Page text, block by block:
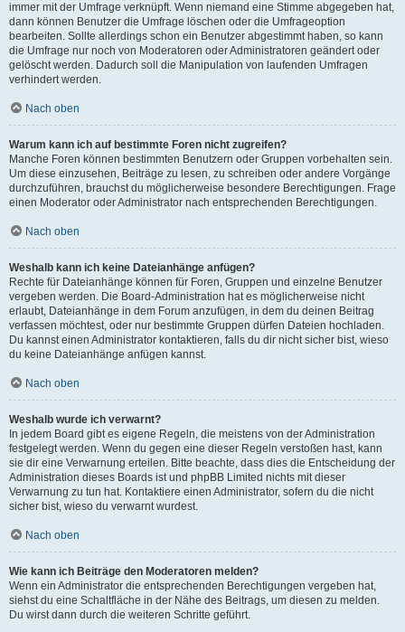
immer mit der Umfrage verknüpft. Wenn niemand eine Stimme abgegeben hat,
dann können Benutzer die Umfrage löschen oder die Umfrageoption
bearbeiten. Sollte allerdings schon ein Benutzer abgestimmt haben, so kann
die Umfrage nur noch von Moderatoren oder Administratoren geändert oder
gelöscht werden. Dadurch soll die Manipulation von laufenden Umfragen
verhindert werden.
Nach oben
Warum kann ich auf bestimmte Foren nicht zugreifen?
Manche Foren können bestimmten Benutzern oder Gruppen vorbehalten sein.
Um diese einzusehen, Beiträge zu lesen, zu schreiben oder andere Vorgänge
durchzuführen, brauchst du möglicherweise besondere Berechtigungen. Frage
einen Moderator oder Administrator nach entsprechenden Berechtigungen.
Nach oben
Weshalb kann ich keine Dateianhänge anfügen?
Rechte für Dateianhänge können für Foren, Gruppen und einzelne Benutzer
vergeben werden. Die Board-Administration hat es möglicherweise nicht
erlaubt, Dateianhänge in dem Forum anzufügen, in dem du deinen Beitrag
verfassen möchtest, oder nur bestimmte Gruppen dürfen Dateien hochladen.
Du kannst einen Administrator kontaktieren, falls du dir nicht sicher bist, wieso
du keine Dateianhänge anfügen kannst.
Nach oben
Weshalb wurde ich verwarnt?
In jedem Board gibt es eigene Regeln, die meistens von der Administration
festgelegt werden. Wenn du gegen eine dieser Regeln verstoßen hast, kann
sie dir eine Verwarnung erteilen. Bitte beachte, dass dies die Entscheidung der
Administration dieses Boards ist und phpBB Limited nichts mit dieser
Verwarnung zu tun hat. Kontaktiere einen Administrator, sofern du die nicht
sicher bist, wieso du verwarnt wurdest.
Nach oben
Wie kann ich Beiträge den Moderatoren melden?
Wenn ein Administrator die entsprechenden Berechtigungen vergeben hat,
siehst du eine Schaltfläche in der Nähe des Beitrags, um diesen zu melden.
Du wirst dann durch die weiteren Schritte geführt.